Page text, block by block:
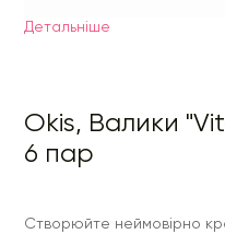
У набір входять силіконові
- 6 розмірів
- Яскрава кольорова гама
- Анатомічна форма
Детальнiше
Okis, Валики
6 пар
Створюйте неймовірно